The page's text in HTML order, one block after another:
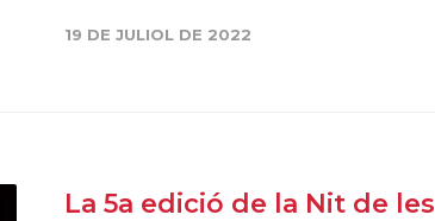
19 DE JULIOL DE 2022
La 5a edició de la Nit de les